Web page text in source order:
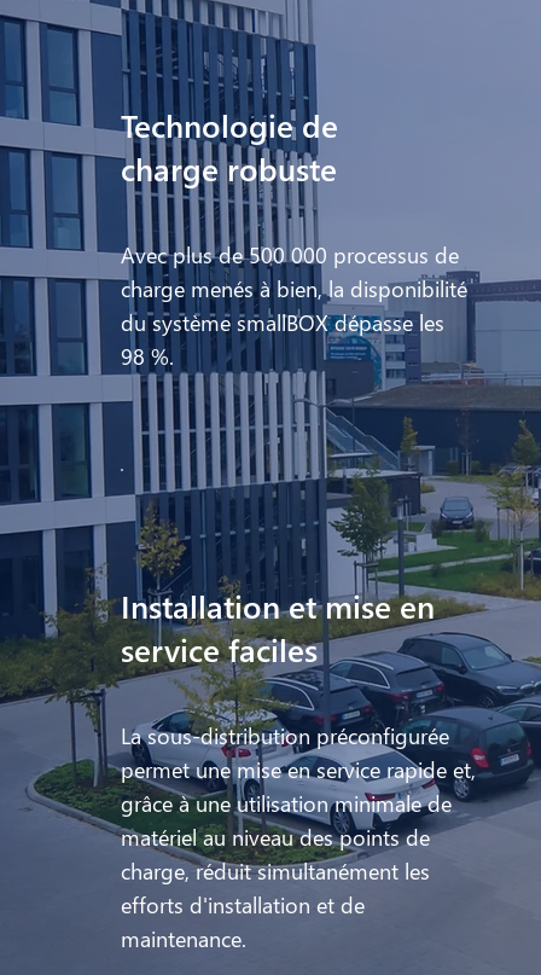
Technologie de
charge robuste
Avec plus de 500 000 processus de
charge menés à bien, la disponibilité
du système smallBOX dépasse les
98 %.
Installation et mise en
service faciles
La sous-distribution préconfigurée
permet une mise en service rapide et,
grâce à une utilisation minimale de
matériel au niveau des points de
charge, réduit simultanément les
efforts d'installation et de
maintenance.